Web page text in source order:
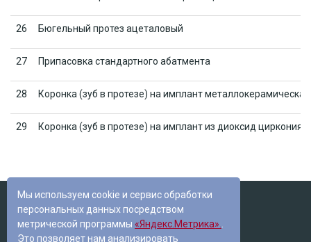
26 Бюгельный протез ацеталовый
27 Припасовка стандартного абатмента
28 Коронка (зуб в протезе) на имплант металлокерамическая
29 Коронка (зуб в протезе) на имплант из диоксид циркония
© 2022
Стоматология Фокус в Томске
График работы
Мы используем cookie и сервис обработки
персональных данных посредством
метрической программы «Яндекс.Метрика».
Это позволяет нам анализировать